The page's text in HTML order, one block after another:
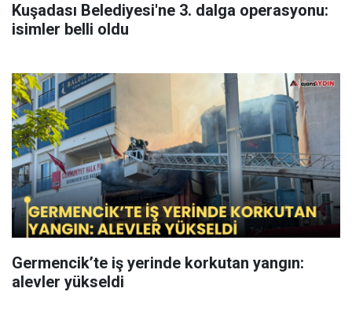
Kuşadası Belediyesi'ne 3. dalga operasyonu:
isimler belli oldu
Germencik’te iş yerinde korkutan yangın:
alevler yükseldi